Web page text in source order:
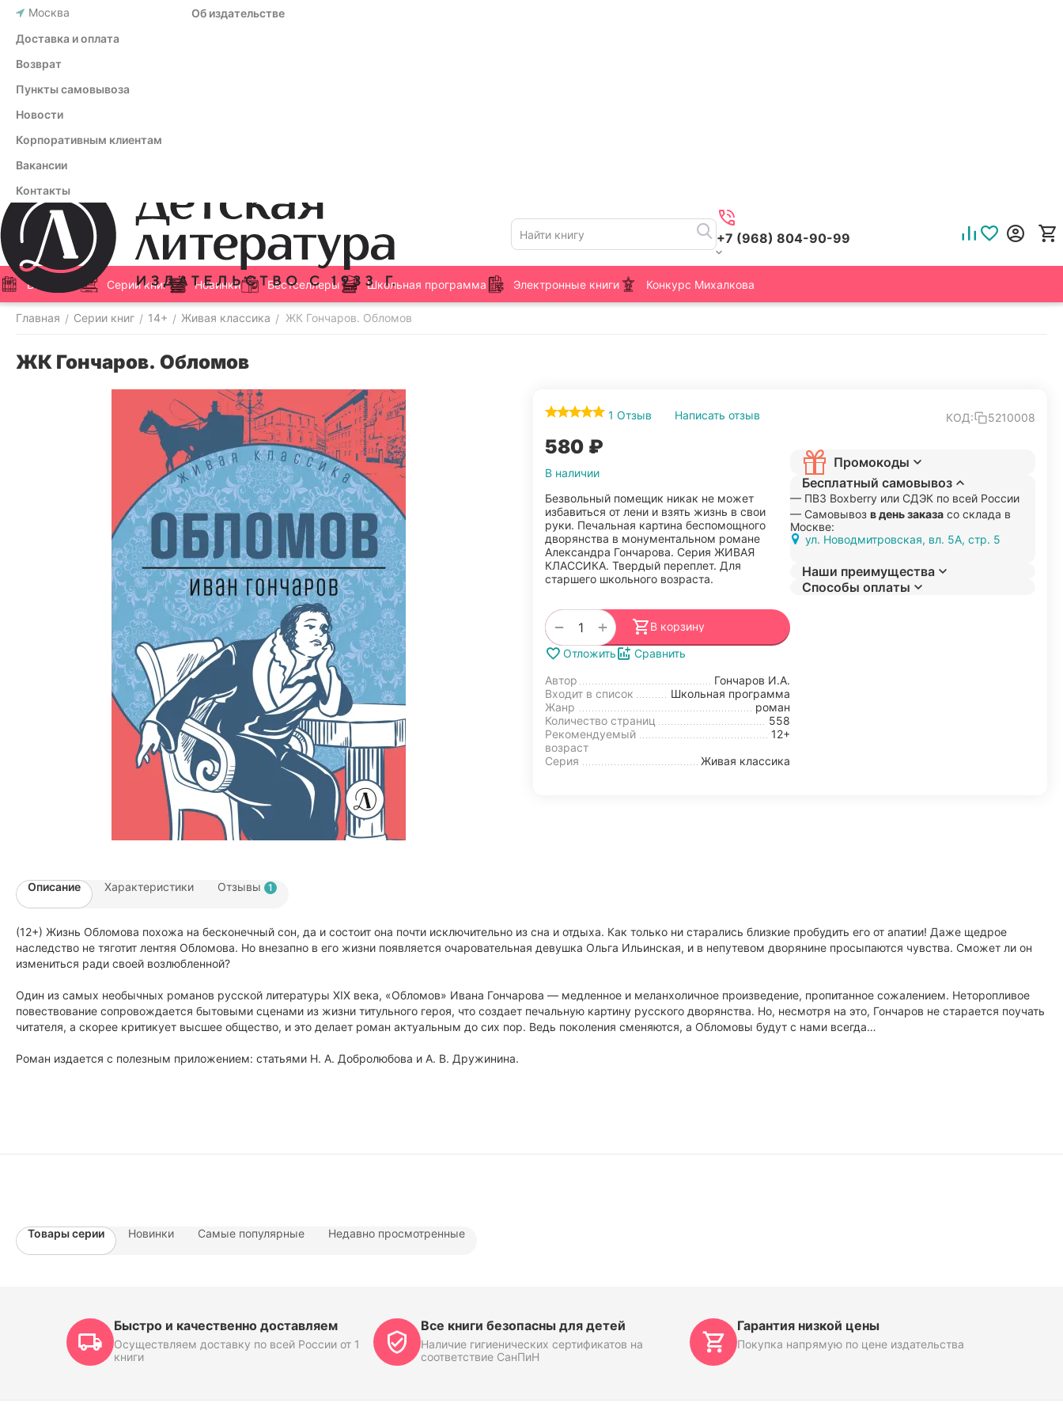
Москва
Об издательстве
Доставка и оплата
Возврат
Пункты самовывоза
Новости
Корпоративным клиентам
Вакансии
Контакты
+7 (968) 804-90-99
Все книги Серии книг Новинки Бестселлеры Школьная программа Электронные книги Конкурс Михалкова
Главная / Серии книг / 14+ / Живая классика / ЖК Гончаров. Обломов
ЖК Гончаров. Обломов
1 Отзыв Написать отзыв КОД: 5210008
‍580‍ ₽
В наличии
Безвольный помещик никак не может
избавиться от лени и взять жизнь в свои
руки. Печальная картина беспомощного
дворянства в монументальном романе
Александра Гончарова. Серия ЖИВАЯ
КЛАССИКА. Твердый переплет. Для
старшего школьного возраста.
+
−
В корзину
Отложить
Сравнить
Автор
Гончаров И.А.
Входит в список
Школьная программа
Жанр
роман
Количество страниц
558
Рекомендуемый
возраст
12+
Серия
Живая классика
Промокоды
Бесплатный самовывоз
— ПВЗ Boxberry или СДЭК по всей России
— Самовывоз в день заказа со склада в
Москве:
ул. Новодмитровская, вл. 5А, стр. 5
Наши преимущества
Способы оплаты
Описание Характеристики Отзывы 1
(12+) Жизнь Обломова похожа на бесконечный сон, да и состоит она почти исключительно из сна и отдыха. Как только ни старались близкие пробудить его от апатии! Даже щедрое
наследство не тяготит лентяя Обломова. Но внезапно в его жизни появляется очаровательная девушка Ольга Ильинская, и в непутевом дворянине просыпаются чувства. Сможет ли он
измениться ради своей возлюбленной?
Один из самых необычных романов русской литературы XIX века, «Обломов» Ивана Гончарова — медленное и меланхоличное произведение, пропитанное сожалением. Неторопливое
повествование сопровождается бытовыми сценами из жизни титульного героя, что создает печальную картину русского дворянства. Но, несмотря на это, Гончаров не старается поучать
читателя, а скорее критикует высшее общество, и это делает роман актуальным до сих пор. Ведь поколения сменяются, а Обломовы будут с нами всегда…
Роман издается с полезным приложением: статьями Н. А. Добролюбова и А. В. Дружинина.
Товары серии Новинки Самые популярные Недавно просмотренные
Быстро и качественно доставляем
Осуществляем доставку по всей России от 1
книги
Все книги безопасны для детей
Наличие гигиенических сертификатов на
соответствие СанПиН
Гарантия низкой цены
Покупка напрямую по цене издательства